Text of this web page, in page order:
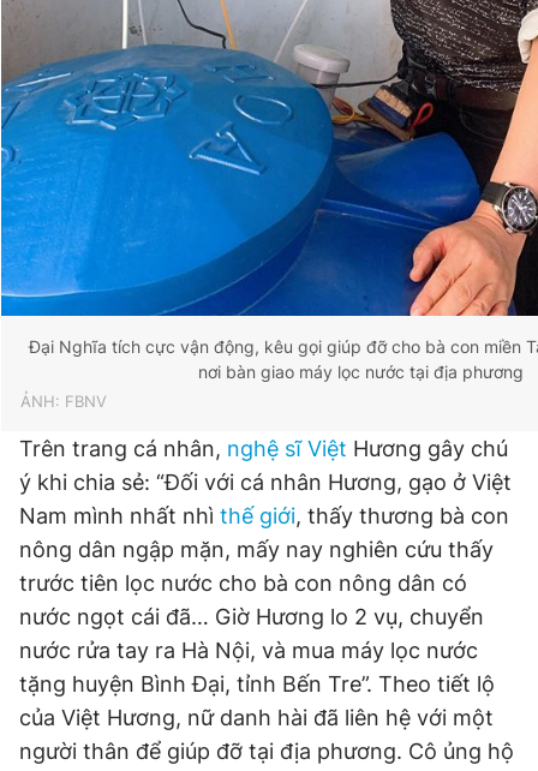
Đại Nghĩa tích cực vận động, kêu gọi giúp đỡ cho bà con miền
nơi bàn giao máy lọc nước tại địa phương
ẢNH: FBNV
Trên trang cá nhân, nghệ sĩ Việt Hương gây chú
ý khi chia sẻ: “Đối với cá nhân Hương, gạo ở Việt
Nam mình nhất nhì thế giới, thấy thương bà con
nông dân ngập mặn, mấy nay nghiên cứu thấy
trước tiên lọc nước cho bà con nông dân có
nước ngọt cái đã… Giờ Hương lo 2 vụ, chuyển
nước rửa tay ra Hà Nội, và mua máy lọc nước
tặng huyện Bình Đại, tỉnh Bến Tre”. Theo tiết lộ
của Việt Hương, nữ danh hài đã liên hệ với một
người thân để giúp đỡ tại địa phương. Cô ủng hộ